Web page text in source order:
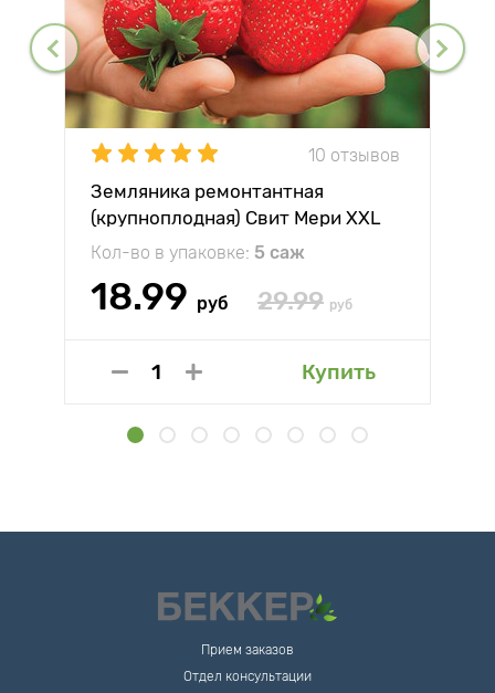
10 отзывов
Земляника ремонтантная
(крупноплодная) Свит Мери XXL
Кол-во в упаковке: 5 саж
18.99 руб 29.99 руб
Купить
Прием заказов
Отдел консультации